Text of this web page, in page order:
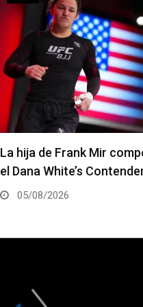
Joshua Van vs. Alexandre
2 será la pelea estelar del
05/08/2026